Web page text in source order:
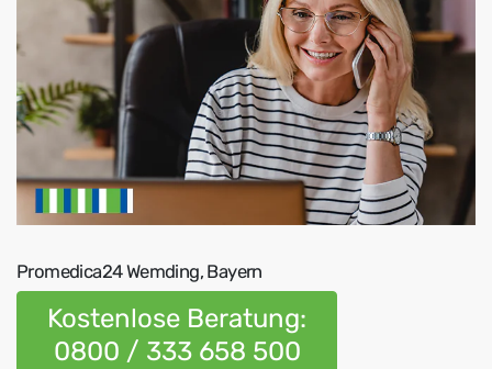
Promedica24 Wemding, Bayern
Kostenlose Beratung:
0800 / 333 658 500